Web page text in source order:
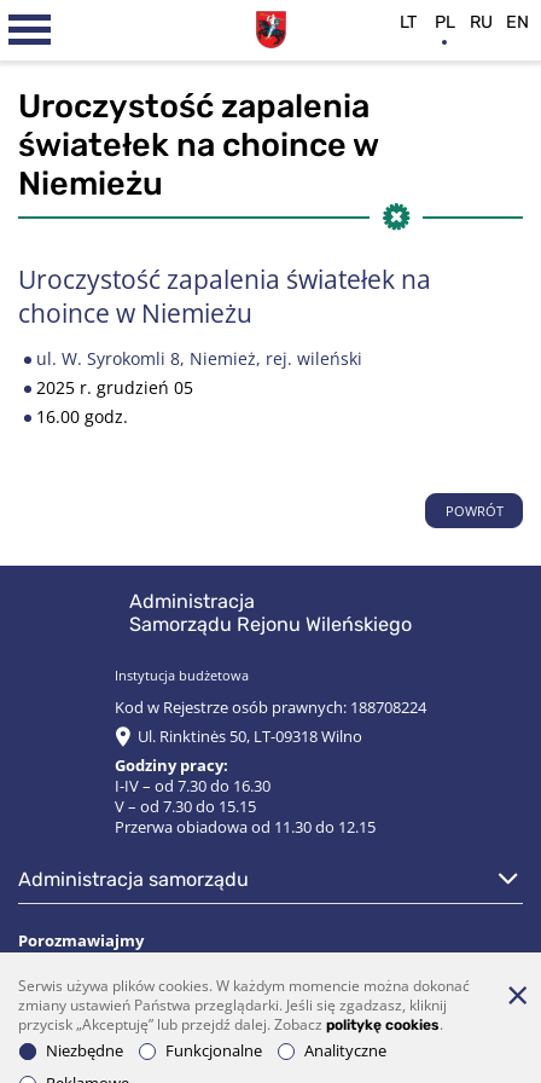
Uroczystość zapalenia
światełek na choince w
Niemieżu
Uroczystość zapalenia światełek na
choince w Niemieżu
ul. W. Syrokomli 8, Niemież, rej. wileński
2025 r. grudzień 05
16.00 godz.
POWRÓT
Administracja
Samorządu Rejonu Wileńskiego
Instytucja budżetowa
Kod w Rejestrze osób prawnych: 188708224
Ul. Rinktinės 50, LT-09318 Wilno
Godziny pracy:
I-IV – od 7.30 do 16.30
V – od 7.30 do 15.15
Przerwa obiadowa od 11.30 do 12.15
administracja samorządu
Porozmawiajmy
(0 5)  275 1990 vrsa@vrsa.lt
Facebook Youtube
Serwis używa plików cookies. W każdym momencie można dokonać
zmiany ustawień Państwa przeglądarki. Jeśli się zgadzasz, kliknij
przycisk „Akceptuję” lub przejdź dalej. Zobacz politykę cookies.
Niezbędne
Funkcjonalne
Analityczne
LT PL RU EN